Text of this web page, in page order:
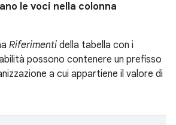
le voci nella colonna
Riferimenti della tabella con i
possono contenere un prefisso
a cui appartiene il valore di